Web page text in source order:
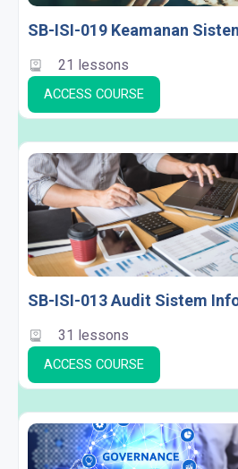
21 lessons
ACCESS COURSE
SB-ISI-013 Audit Sistem
31 lessons
ACCESS COURSE